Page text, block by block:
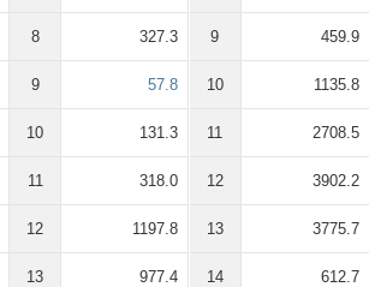
8 327.3
9 57.8
10 131.3
11 318.0
12 1197.8
13 977.4
9 459.9
10 1135.8
11 2708.5
12 3902.2
13 3775.7
14 612.7